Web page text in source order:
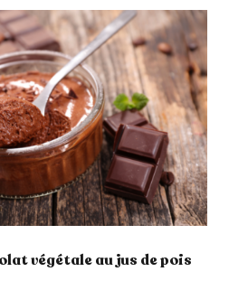
végétale au jus de pois